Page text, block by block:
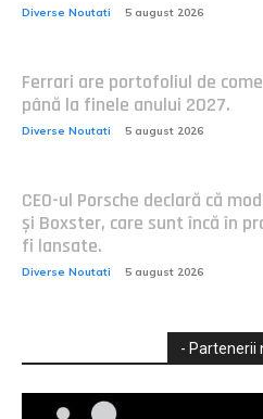
Diverse Noutati 5 august 2026
Ferrari are portofoliul de
până la finele anului 2027.
Diverse Noutati 5 august 2026
CEO-ul Porsche declară că
și Boxster, care sunt încă în
fi lansate.
Diverse Noutati 5 august 2026
- Partenerii